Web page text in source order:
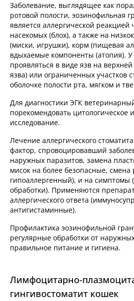
Заболевание, выглядящее как
ротовой полости, эозинофильная
является аллергической реакцией
насекомых (блох), а также на
(миски, игрушки), корм (пищевая
вдыхаемые компоненты (атопия).
проявляться в виде язв на
язва) или ограниченных участков
оболочке полости рта, мягком и
Для диагностики ЭГК
порекомендовать цитологическое
исследование.
Лечение аллергического
фактор, спровоцировавший
наружных паразитов, замена
мисок на более безопасные, смена
гипоаллергенный), и на симптомы
обработки). Применяются
аллергического ответа
антигистаминные).
Профилактика эозинофильной
регулярные обработки от
правильное питание и гигиена.
Лимфоцитарно-
гингивостоматит кошек